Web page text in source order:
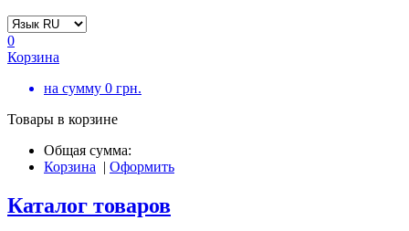
0
Корзина
на сумму 0 грн.
Товары в корзине
Общая сумма:
Корзина | Оформить
Каталог товаров